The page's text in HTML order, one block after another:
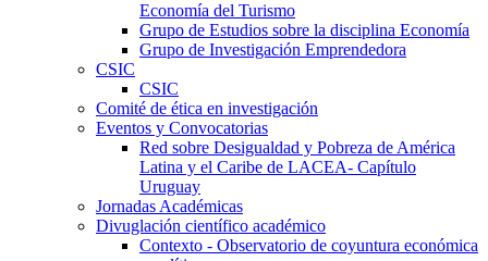
Economía del Turismo
Grupo de Estudios sobre la disciplina Economía
Grupo de Investigación Emprendedora
CSIC
CSIC
Comité de ética en investigación
Eventos y Convocatorias
Red sobre Desigualdad y Pobreza de América
Latina y el Caribe de LACEA- Capítulo
Uruguay
Jornadas Académicas
Divuglación científico académico
Contexto - Observatorio de coyuntura económica